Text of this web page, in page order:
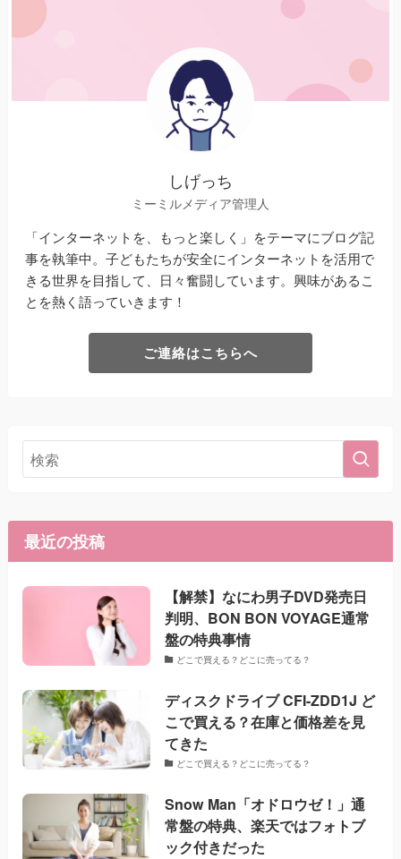
しげっち
ミーミルメディア管理人
「インターネットを、もっと楽しく」をテーマにブログ記
事を執筆中。子どもたちが安全にインターネットを活用で
きる世界を目指して、日々奮闘しています。興味があるこ
とを熱く語っていきます！
ご連絡はこちらへ
最近の投稿
【解禁】なにわ男子DVD発売日
判明、BON BON VOYAGE通常
盤の特典事情
どこで買える？どこに売ってる？
ディスクドライブ CFI-ZDD1J ど
こで買える？在庫と価格差を見
てきた
どこで買える？どこに売ってる？
Snow Man「オドロウゼ！」通
常盤の特典、楽天ではフォトブ
ック付きだった